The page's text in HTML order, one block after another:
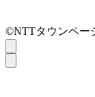
©NTTタウンペー